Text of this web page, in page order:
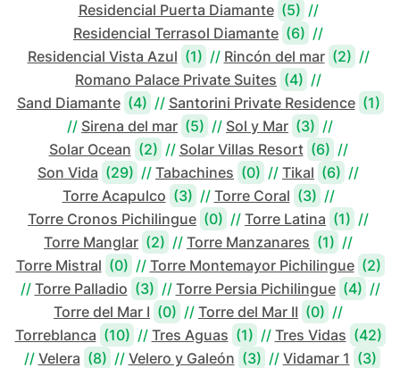
Residencial Puerta Diamante (5) //
Residencial Terrasol Diamante (6) //
Residencial Vista Azul (1) // Rincón del mar (2) //
Romano Palace Private Suites (4) //
Sand Diamante (4) // Santorini Private Residence (1)
// Sirena del mar (5) // Sol y Mar (3) //
Solar Ocean (2) // Solar Villas Resort (6) //
Son Vida (29) // Tabachines (0) // Tikal (6) //
Torre Acapulco (3) // Torre Coral (3) //
Torre Cronos Pichilingue (0) // Torre Latina (1) //
Torre Manglar (2) // Torre Manzanares (1) //
Torre Mistral (0) // Torre Montemayor Pichilingue (2)
// Torre Palladio (3) // Torre Persia Pichilingue (4) //
Torre del Mar I (0) // Torre del Mar II (0) //
Torreblanca (10) // Tres Aguas (1) // Tres Vidas (42)
// Velera (8) // Velero y Galeón (3) // Vidamar 1 (3)